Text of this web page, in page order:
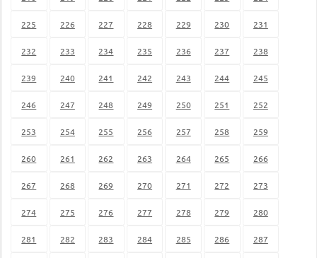
225 226 227 228 229 230 231
232 233 234 235 236 237 238
239 240 241 242 243 244 245
246 247 248 249 250 251 252
253 254 255 256 257 258 259
260 261 262 263 264 265 266
267 268 269 270 271 272 273
274 275 276 277 278 279 280
281 282 283 284 285 286 287